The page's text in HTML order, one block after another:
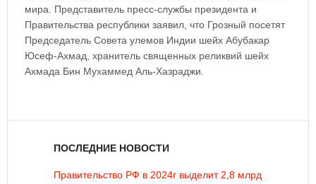
мира. Представитель пресс-службы президента и
Правительства республики заявил, что Грозный посетят
Председатель Совета улемов Индии шейх Абубакар
Юсеф-Ахмад, хранитель священных реликвий шейх
Ахмада Бин Мухаммед Аль-Хазраджи.
ПОСЛЕДНИЕ НОВОСТИ
Правительство РФ в 2024г выделит 2,8 млрд